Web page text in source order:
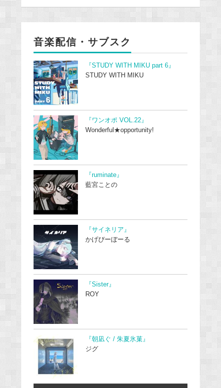
音楽配信・サブスク
『STUDY WITH MIKU part 6』
STUDY WITH MIKU
『ワンオポ VOL.22』
Wonderful★opportunity!
『ruminate』
藍宮ことの
『サイネリア』
かげぴーぼーる
『Sister』
ROY
『朝凪ぐ / 朱夏氷菓』
ジグ